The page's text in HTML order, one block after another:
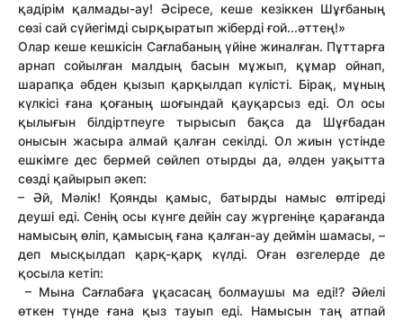
қадірім қалмады-ау! Әсіресе, кеше кезіккен Шұғбаның
сөзі сай сүйегімді сырқыратып жіберді ғой...әттең!»
Олар кеше кешкісін Сағлабаның үйіне жиналған. Пұттарға
арнап сойылған малдың басын мұжып, құмар ойнап,
шарапқа әбден қызып қарқылдап күлісті. Бірақ, мұның
күлкісі ғана қоғаның шоғындай қауқарсыз еді. Ол осы
қылығын білдіртпеуге тырысып бақса да Шұғбадан
онысын жасыра алмай қалған секілді. Ол жиын үстінде
ешкімге дес бермей сөйлеп отырды да, әлден уақытта
сөзді қайырып әкеп:
– Әй, Мәлік! Қоянды қамыс, батырды намыс өлтіреді
деуші еді. Сенің осы күнге дейін сау жүргеніңе қарағанда
намысың өліп, қамысың ғана қалған-ау деймін шамасы, –
деп мысқылдап қарқ-қарқ күлді. Оған өзгелерде де
қосыла кетіп:
– Мына Сағлабаға ұқасасаң болмаушы ма еді!? Әйелі
өткен түнде ғана қыз тауып еді. Намысын таң атпай